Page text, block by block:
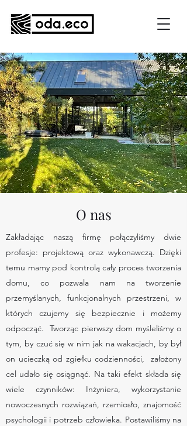
O nas
Zakładając naszą firmę połączyliśmy dwie
profesje: projektową oraz wykonawczą. Dzięki
temu mamy pod kontrolą cały proces tworzenia
domu, co pozwala nam na tworzenie
przemyślanych, funkcjonalnych przestrzeni, w
których czujemy się bezpiecznie i możemy
odpocząć. Tworząc pierwszy dom myśleliśmy o
tym, by czuć się w nim jak na wakacjach, by był
on ucieczką od zgiełku codzienności, założony
cel udało się osiągnąć. Na taki efekt składa się
wiele czynników: Inżyniera, wykorzystanie
nowoczesnych rozwiązań, rzemiosło, znajomość
psychologii i potrzeb człowieka. Postawiliśmy na